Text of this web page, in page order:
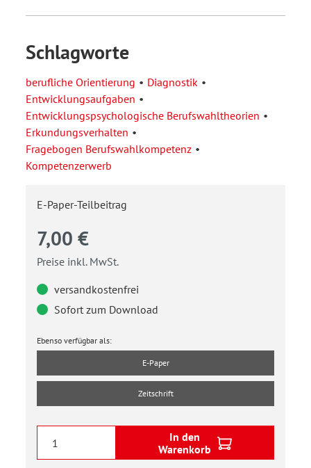
Schlagworte
berufliche Orientierung
Diagnostik
Entwicklungsaufgaben
Entwicklungspsychologische Berufswahltheorien
Erkundungsverhalten
Fragebogen Berufswahlkompetenz
Kompetenzerwerb
E-Paper-Teilbeitrag
7,00 €
Preise inkl. MwSt.
versandkostenfrei
Sofort zum Download
Ebenso verfügbar als:
E-Paper
Zeitschrift
In den
Warenkorb